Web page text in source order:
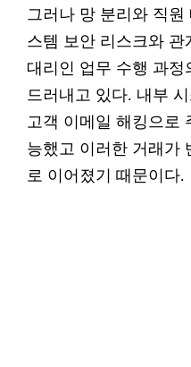
그러나 망 분리와 직원
스템 보안 리스크와 관
대리인 업무 수행 과정
드러내고 있다. 내부
고객 이메일 해킹으로
능했고 이러한 거래가
로 이어졌기 때문이다.